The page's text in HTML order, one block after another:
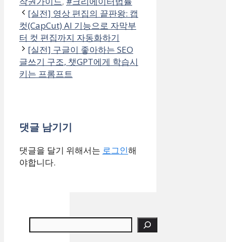
[실전] 영상 편집의 끝판왕: 캡
컷(CapCut) AI 기능으로 자막부
터 컷 편집까지 자동화하기
[실전] 구글이 좋아하는 SEO
글쓰기 구조, 챗GPT에게 학습시
키는 프롬프트
댓글 남기기
댓글을 달기 위해서는 로그인해
야합니다.